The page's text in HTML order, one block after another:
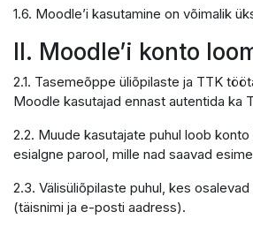
1.6. Moodle’i kasutamine on võimalik
II. Moodle’i konto
2.1. Tasemeõppe üliõpilaste ja TTK
Moodle kasutajad ennast autentida ka
2.2. Muude kasutajate puhul loob
esialgne parool, mille nad saavad
2.3. Välisüliõpilaste puhul, kes
(täisnimi ja e-posti aadress).